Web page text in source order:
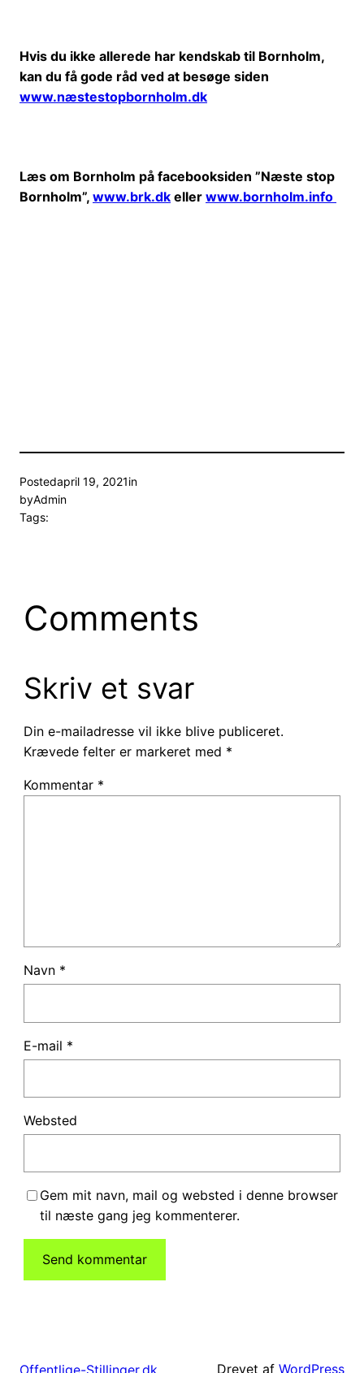
Hvis du ikke allerede har kendskab til Bornholm,
kan du få gode råd ved at besøge siden
www.næstestopbornholm.dk
Læs om Bornholm på facebooksiden ”Næste stop
Bornholm”, www.brk.dk eller www.bornholm.info
Postedapril 19, 2021in
byAdmin
Tags:
Comments
Skriv et svar
Din e-mailadresse vil ikke blive publiceret.
Krævede felter er markeret med *
Kommentar *
Navn *
E-mail *
Websted
Gem mit navn, mail og websted i denne browser
til næste gang jeg kommenterer.
Offentlige-Stillinger.dk Drevet af WordPress